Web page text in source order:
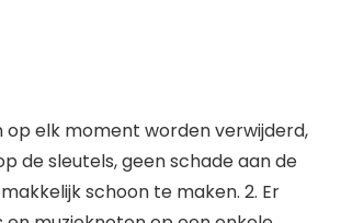
op elk moment worden verwijderd,
de sleutels, geen schade aan de
schoon te maken. 2. Er